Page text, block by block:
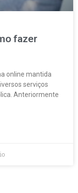
fazer
online mantida
serviços
Anteriormente